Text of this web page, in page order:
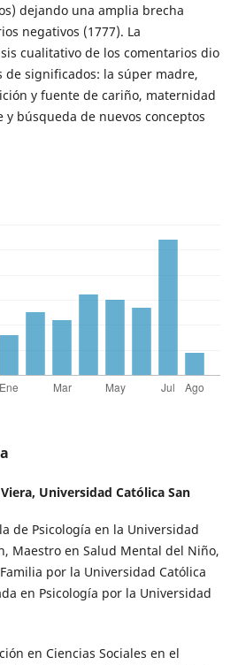
dejando una amplia brecha
negativos (1777). La
cualitativo de los comentarios dio
significados: la súper madre,
y fuente de cariño, maternidad
y búsqueda de nuevos conceptos
Universidad Católica San
de Psicología en la Universidad
Maestro en Salud Mental del Niño,
por la Universidad Católica
en Psicología por la Universidad
en Ciencias Sociales en el